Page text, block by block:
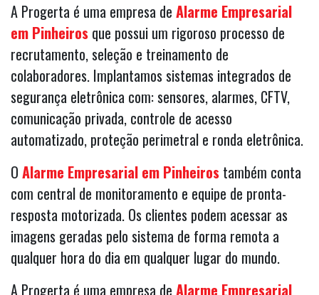
A Progerta é uma empresa de Alarme Empresarial
em Pinheiros que possui um rigoroso processo de
recrutamento, seleção e treinamento de
colaboradores. Implantamos sistemas integrados de
segurança eletrônica com: sensores, alarmes, CFTV,
comunicação privada, controle de acesso
automatizado, proteção perimetral e ronda eletrônica.
O Alarme Empresarial em Pinheiros também conta
com central de monitoramento e equipe de pronta-
resposta motorizada. Os clientes podem acessar as
imagens geradas pelo sistema de forma remota a
qualquer hora do dia em qualquer lugar do mundo.
A Progerta é uma empresa de Alarme Empresarial